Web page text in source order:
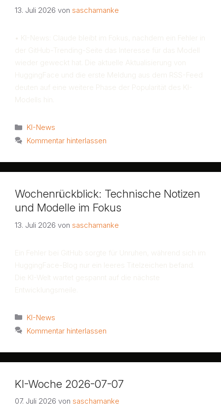
13. Juli 2026 von saschamanke
• KI-News: Claude bleibt im Fokus, nachdem ein Fehler in
der GitHub-Trending-Seite das Interesse für das Modell
wieder geweckt hat. Die aktuelle Aktualisierung von
HuggingFace und die erste Meldung aus dem RSS-Feed
deuten auf eine weitere Phase der Popularität des KI-
Modells hin.
Kategorien
KI-News
Kommentar hinterlassen
Wochenrückblick: Technische Notizen
und Modelle im Fokus
13. Juli 2026 von saschamanke
Ein Fehler bei GitHub sorgte für Unruhen, während sich im
HuggingFace-Blog nur ein leeres Titelzeichen befand.
Die KI-Welt wartet gespannt auf die nächste
Entwicklungsmeile.
Kategorien
KI-News
Kommentar hinterlassen
KI-Woche 2026-07-07
07. Juli 2026 von saschamanke